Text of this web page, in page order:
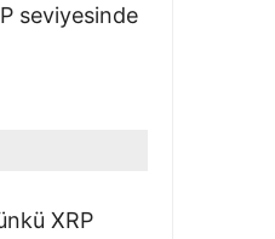
seviyesinde
XRP